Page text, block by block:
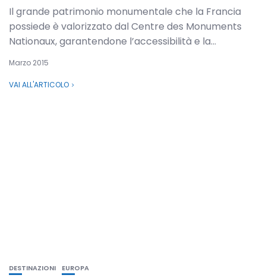
Il grande patrimonio monumentale che la Francia
possiede è valorizzato dal Centre des Monuments
Nationaux, garantendone l’accessibilità e la...
Marzo 2015
VAI ALL'ARTICOLO
DESTINAZIONI EUROPA